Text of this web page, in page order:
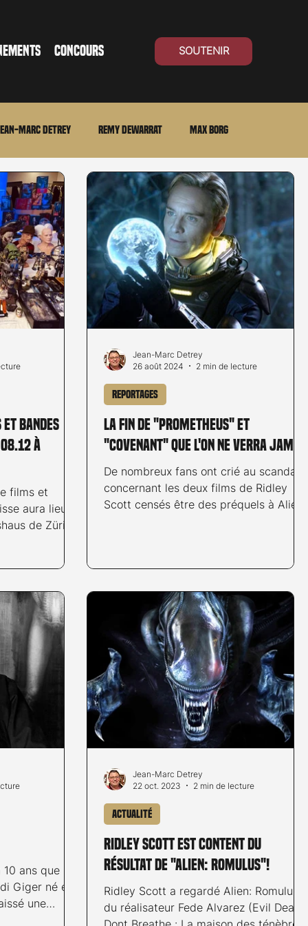
CONCOURS SOUTENIR
Marc Detrey Remy Dewarrat Max Borg
Suisse Archives Carnet noir Open Air Série TV
bandes
à
films et
aura lieu
de Zürich.
La fin de "Prometheus" et
"Covenant" que l'on ne verra
De nombreux fans ont crié au scandale
concernant les deux films de Ridley
Scott censés être des préquels à Alien
Reportages
Jean-Marc Detrey
26 août 2024
2 min de lecture
ans que
Giger né en
une
Ridley Scott est content du
résultat de "Alien: Romulus"!
Ridley Scott a regardé Alien: Romulus
du réalisateur Fede Alvarez (Evil Dead,
Actualité
Jean-Marc Detrey
22 oct. 2023
2 min de lecture